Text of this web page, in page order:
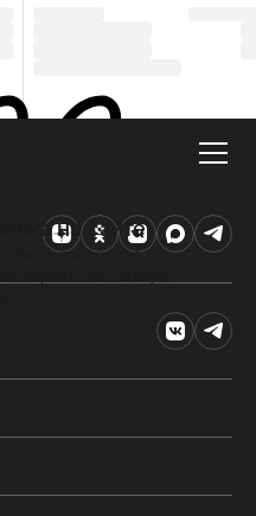
на сайте
найти нужную